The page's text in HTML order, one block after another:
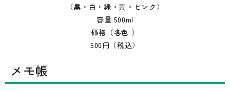
（黒・白・緑・黄・ピンク）
容量 500ml
価格（各色 ）
500円（税込）
メモ帳